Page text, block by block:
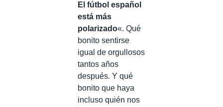
El fútbol español
está más
polarizado«. Qué
bonito sentirse
igual de orgullosos
tantos años
después. Y qué
bonito que haya
incluso quién nos